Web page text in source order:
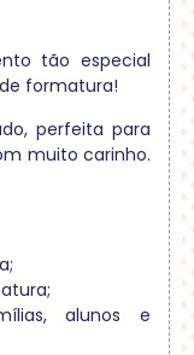
tão especial
formatura!
perfeita para
muito carinho.
alunos e